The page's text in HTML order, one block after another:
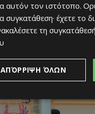
εγγονό του Πέτρου
Τσιρείου Σταδίου…
αυτόν τον ιστότοπο.
έχετε το
τη
ΑΠΌΡΡΙΨΗ ΌΛΩΝ